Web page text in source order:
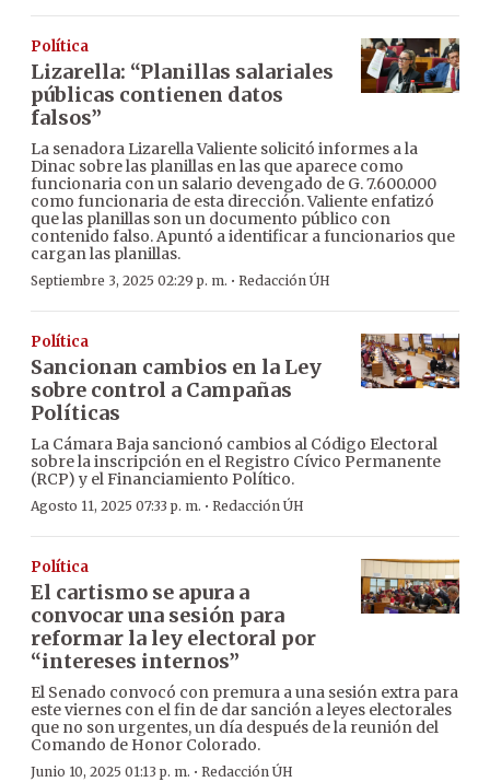
Política
Lizarella: “Planillas salariales
públicas contienen datos
falsos”
La senadora Lizarella Valiente solicitó informes a la
Dinac sobre las planillas en las que aparece como
funcionaria con un salario devengado de G. 7.600.000
como funcionaria de esta dirección. Valiente enfatizó
que las planillas son un documento público con
contenido falso. Apuntó a identificar a funcionarios que
cargan las planillas.
Septiembre 3, 2025 02:29 p. m. · Redacción ÚH
Política
Sancionan cambios en la Ley
sobre control a Campañas
Políticas
La Cámara Baja sancionó cambios al Código Electoral
sobre la inscripción en el Registro Cívico Permanente
(RCP) y el Financiamiento Político.
Agosto 11, 2025 07:33 p. m. · Redacción ÚH
Política
El cartismo se apura a
convocar una sesión para
reformar la ley electoral por
“intereses internos”
El Senado convocó con premura a una sesión extra para
este viernes con el fin de dar sanción a leyes electorales
que no son urgentes, un día después de la reunión del
Comando de Honor Colorado.
Junio 10, 2025 01:13 p. m. · Redacción ÚH